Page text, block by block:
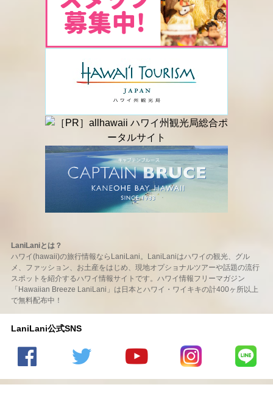
LaniLaniとは？
ハワイ(hawaii)の旅行情報ならLaniLani。LaniLaniはハワイの観光、グル
メ、ファッション、お土産をはじめ、現地オプショナルツアーや話題の流行
スポットを紹介するハワイ情報サイトです。ハワイ情報フリーマガジン
「Hawaiian Breeze LaniLani」は日本とハワイ・ワイキキの計400ヶ所以上
で無料配布中！
LaniLani公式SNS
の
のtwitter
の
LaniLani
LaniLani